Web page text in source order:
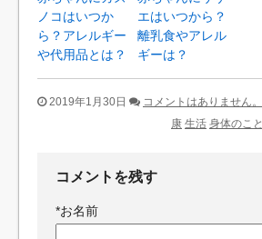
ノコはいつか
ら？アレルギー
や代用品とは？
エはいつから？
離乳食やアレル
ギーは？
2019年1月30日 コメントはありません。
康 生活 身体のこと
コメントを残す
*お名前